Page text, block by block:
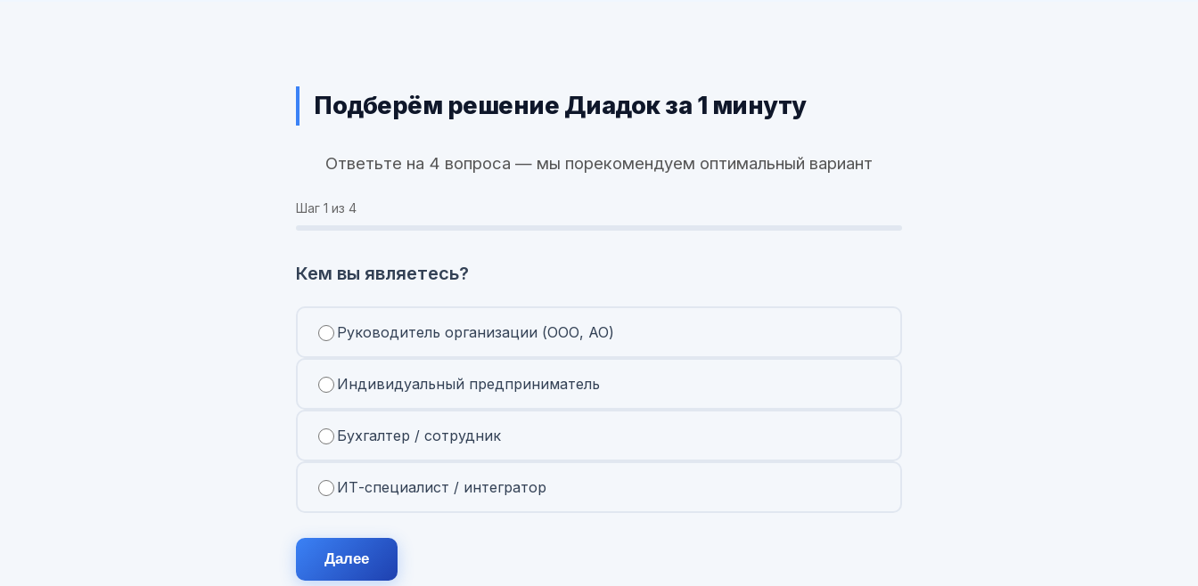
Подберём решение Диадок за 1 минуту
Ответьте на 4 вопроса — мы порекомендуем оптимальный вариант
Шаг 1 из 4
Кем вы являетесь?
Руководитель организации (ООО, АО)
Индивидуальный предприниматель
Бухгалтер / сотрудник
ИТ-специалист / интегратор
Далее